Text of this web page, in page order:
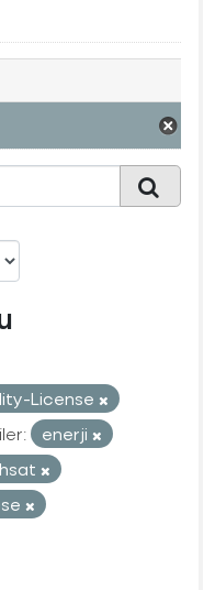
License
enerji